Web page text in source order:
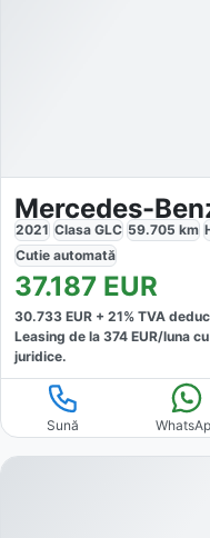
Mercedes-
2021 Clasa GLC 59.705 km
Cutie automată
37.187 EUR
30.733 EUR + 21% TVA
Leasing de la 374 EUR/luna
juridice.
Sună